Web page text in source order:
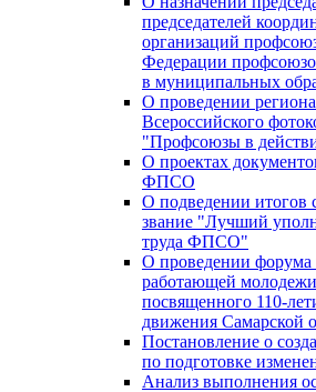
председателей
организаций
Федерации
в муниципальных
О проведении
Всероссийского
"Профсоюзы в
О проектах
ФПСО
О подведении итогов
звание "Лучший
труда ФПСО"
О проведении
работающей
посвященного 110-
движения Самарской
Постановление о
по подготовке
Анализ выполнения